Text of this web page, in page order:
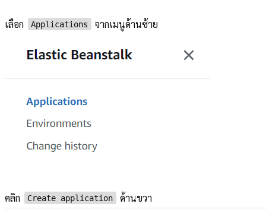
เลือก Applications จากเมนูด้านซ้าย
คลิก Create application ด้านขวา